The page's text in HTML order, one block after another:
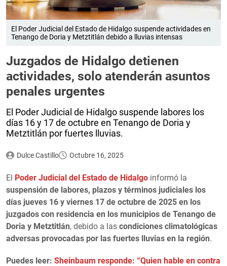
El Poder Judicial del Estado de Hidalgo suspende actividades en
Tenango de Doria y Metztitlán debido a lluvias intensas
Juzgados de Hidalgo detienen
actividades, solo atenderán asuntos
penales urgentes
El Poder Judicial de Hidalgo suspende labores los
días 16 y 17 de octubre en Tenango de Doria y
Metztitlán por fuertes lluvias.
Dulce Castillo Octubre 16, 2025
El Poder Judicial del Estado de Hidalgo informó la
suspensión de labores, plazos y términos judiciales los
días jueves 16 y viernes 17 de octubre de 2025 en los
juzgados con residencia en los municipios de Tenango de
Doria y Metztitlán, debido a las condiciones climatológicas
adversas provocadas por las fuertes lluvias en la región.
Puedes leer: Sheinbaum responde: “Quien hable en contra